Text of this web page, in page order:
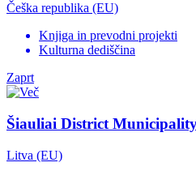
Češka republika (EU)
Knjiga in prevodni projekti
Kulturna dediščina
Zaprt
Šiauliai District
Litva (EU)